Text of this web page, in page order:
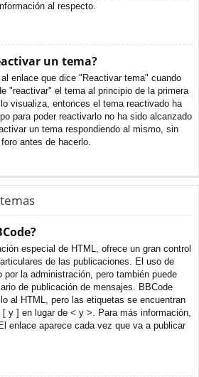
al respecto.
un tema?
enlace que dice "Reactivar tema" cuando
"reactivar" el tema al principio de la primera
visualiza, entonces el tema reactivado ha
para poder reactivarlo no ha sido alcanzado
un tema respondiendo al mismo, sin
antes de hacerlo.
especial de HTML, ofrece un gran control
de las publicaciones. El uso de
por la administración, pero también puede
de publicación de mensajes. BBCode
al HTML, pero las etiquetas se encuentran
y ] en lugar de < y >. Para más información,
enlace aparece cada vez que va a publicar